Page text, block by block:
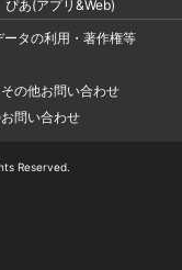
ぴあ(アプリ&Web)
ータの利用・著作権等
の他お問い合わせ
問い合わせ
Reserved.